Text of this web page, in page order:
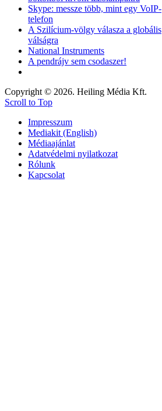
Skype: messze több, mint egy VoIP-
telefon
A Szilícium-völgy válasza a globális
válságra
National Instruments
A pendrájv sem csodaszer!
Copyright © 2026. Heiling Média Kft.
Scroll to Top
Impresszum
Mediakit (English)
Médiaajánlat
Adatvédelmi nyilatkozat
Rólunk
Kapcsolat